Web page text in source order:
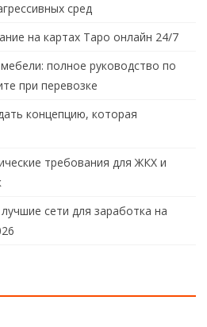
сред
на картах Таро онлайн 24/7
полное руководство по
при перевозке
концепцию, которая
требования для ЖКХ и
сети для заработка на